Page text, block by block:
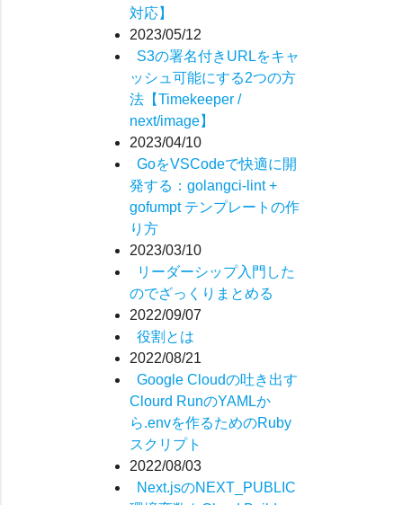
対応】
2023/05/12
S3の署名付きURLをキャ
ッシュ可能にする2つの方
法【Timekeeper /
next/image】
2023/04/10
GoをVSCodeで快適に開
発する：golangci-lint +
gofumpt テンプレートの作
り方
2023/03/10
リーダーシップ入門した
のでざっくりまとめる
2022/09/07
役割とは
2022/08/21
Google Cloudの吐き出す
Clourd RunのYAMLか
ら.envを作るためのRuby
スクリプト
2022/08/03
Next.jsのNEXT_PUBLIC